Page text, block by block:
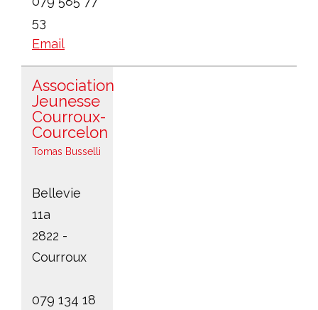
53
Email
Association
Jeunesse
Courroux-
Courcelon
Tomas Busselli
Bellevie
11a
2822 -
Courroux
079 134 18